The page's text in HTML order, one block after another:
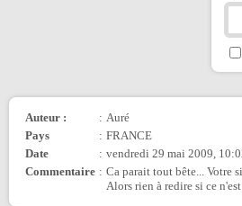
Auteur : : Auré
Pays
: FRANCE
Date
: vendredi 29 mai 2009,
Commentaire : Ca parait tout bête... Votre
Alors rien à redire si ce